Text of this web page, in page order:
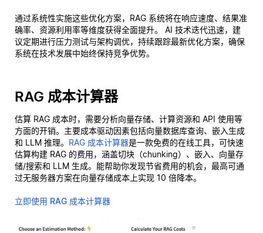
通过系统性实施这些优化方案，RAG 系统将在响应速度、结果准
确率、资源利用率等维度获得全面提升。 AI 技术迭代迅速，建
议定期进行压力测试与架构调优，持续跟踪最新优化方案，确保
系统在技术发展中始终保持竞争优势。
RAG 成本计算器
估算 RAG 成本时，需要分析向量存储、计算资源和 API 使用等
方面的开销。主要成本驱动因素包括向量数据库查询、嵌入生成
和 LLM 推理。 RAG 成本计算器是一款免费的在线工具，可快速
估算构建 RAG 的费用，涵盖切块（chunking）、嵌入、向量存
储/搜索和 LLM 生成。能帮助你发现节省费用的机会，最高可通
过无服务器方案在向量存储成本上实现 10 倍降本。
立即使用 RAG 成本计算器